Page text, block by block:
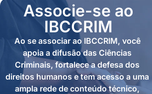
Associe-se ao
IBCCRIM
Ao se associar ao IBCCRIM, você
apoia a difusão das Ciências
Criminais, fortalece a defesa dos
direitos humanos e tem acesso a uma
ampla rede de conteúdo técnico,